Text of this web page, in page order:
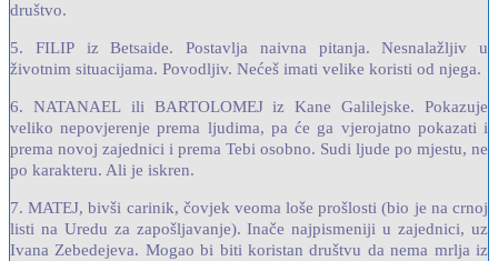
društvo.
5. FILIP iz Betsaide. Postavlja naivna pitanja. Nesnalažljiv u
životnim situacijama. Povodljiv. Nećeš imati velike koristi od njega.
6. NATANAEL ili BARTOLOMEJ iz Kane Galilejske. Pokazuje
veliko nepovjerenje prema ljudima, pa će ga vjerojatno pokazati i
prema novoj zajednici i prema Tebi osobno. Sudi ljude po mjestu, ne
po karakteru. Ali je iskren.
7. MATEJ, bivši carinik, čovjek veoma loše prošlosti (bio je na crnoj
listi na Uredu za zapošljavanje). Inače najpismeniji u zajednici, uz
Ivana Zebedejeva. Mogao bi biti koristan društvu da nema mrlja iz